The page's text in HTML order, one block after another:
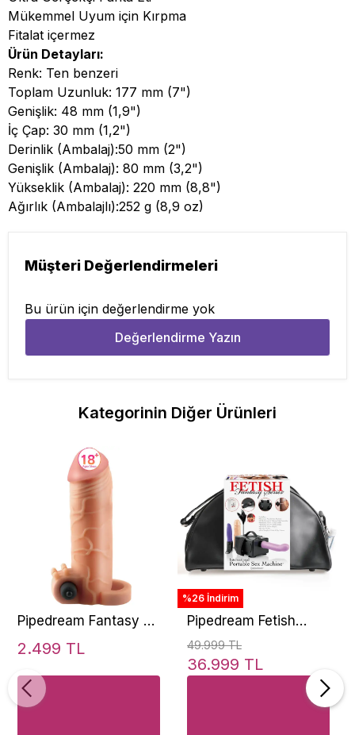
Mükemmel Uyum için Kırpma
Fitalat içermez
Ürün Detayları:
Renk: Ten benzeri
Toplam Uzunluk: 177 mm (7")
Genişlik: 48 mm (1,9")
İç Çap: 30 mm (1,2")
Derinlik (Ambalaj):50 mm (2")
Genişlik (Ambalaj): 80 mm (3,2")
Yükseklik (Ambalaj): 220 mm (8,8")
Ağırlık (Ambalajlı):252 g (8,9 oz)
Müşteri Değerlendirmeleri
Bu ürün için değerlendirme yok
Değerlendirme Yazın
Kategorinin Diğer Ürünleri
Pipedream Fantasy X-
Tensions Vibrating
Penis Kılıfı
2.499 TL
%26 İndirim
Pipedream Fetish
Fantasy Portable Sex
Machine Taşınabilir
Seks Makinesi
49.999 TL
36.999 TL